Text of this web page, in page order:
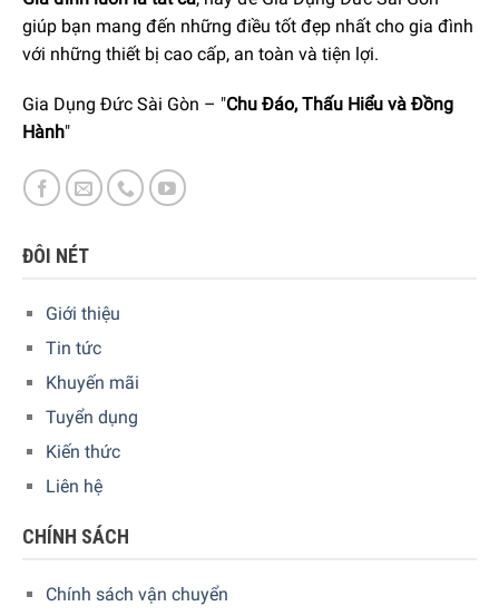
Màu sắc và độ sáng bóng của Nachtmann 99528 không
mai một theo thời gian: Được làm từ pha lê Nachtmann nổi
sáng bóng không mai một theo thời gian. bề mặt pha lê có
độ chịu lực tốt, không dễ bị lực làm cho vỡ hoặc sứt mẻ.
giúp bạn mang đến những điều tốt đẹp nhất cho gia đình
với những thiết bị cao cấp, an toàn và tiện lợi.
Gia Dụng Đức Sài Gòn – "Chu Đáo, Thấu Hiểu và Đồng
Hành"
ĐÔI NÉT
Giới thiệu
Tin tức
Khuyến mãi
Tuyển dụng
Kiến thức
Liên hệ
CHÍNH SÁCH
Chính sách vận chuyển